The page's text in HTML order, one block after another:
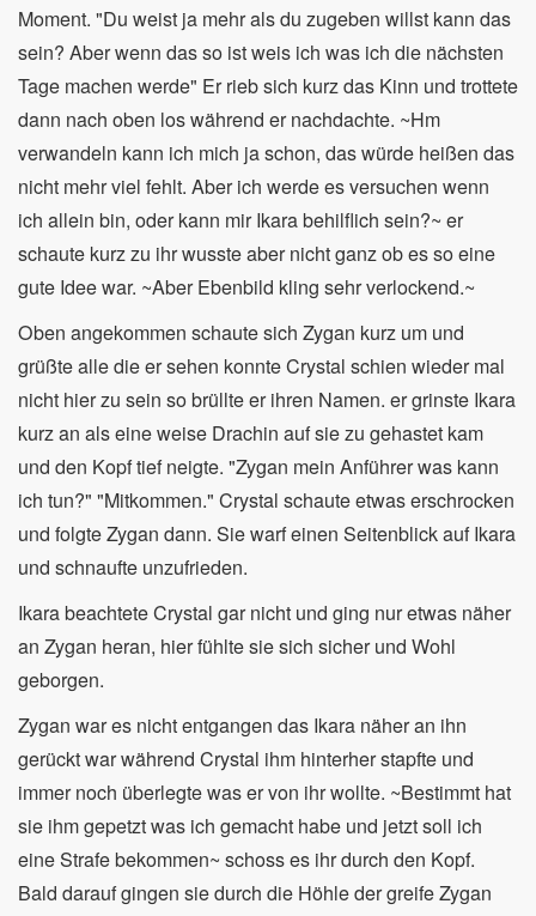
Moment. "Du weist ja mehr als du zugeben willst kann das
sein? Aber wenn das so ist weis ich was ich die nächsten
Tage machen werde" Er rieb sich kurz das Kinn und trottete
dann nach oben los während er nachdachte. ~Hm
verwandeln kann ich mich ja schon, das würde heißen das
nicht mehr viel fehlt. Aber ich werde es versuchen wenn
ich allein bin, oder kann mir Ikara behilflich sein?~ er
schaute kurz zu ihr wusste aber nicht ganz ob es so eine
gute Idee war. ~Aber Ebenbild kling sehr verlockend.~
Oben angekommen schaute sich Zygan kurz um und
grüßte alle die er sehen konnte Crystal schien wieder mal
nicht hier zu sein so brüllte er ihren Namen. er grinste Ikara
kurz an als eine weise Drachin auf sie zu gehastet kam
und den Kopf tief neigte. "Zygan mein Anführer was kann
ich tun?" "Mitkommen." Crystal schaute etwas erschrocken
und folgte Zygan dann. Sie warf einen Seitenblick auf Ikara
und schnaufte unzufrieden.
Ikara beachtete Crystal gar nicht und ging nur etwas näher
an Zygan heran, hier fühlte sie sich sicher und Wohl
geborgen.
Zygan war es nicht entgangen das Ikara näher an ihn
gerückt war während Crystal ihm hinterher stapfte und
immer noch überlegte was er von ihr wollte. ~Bestimmt hat
sie ihm gepetzt was ich gemacht habe und jetzt soll ich
eine Strafe bekommen~ schoss es ihr durch den Kopf.
Bald darauf gingen sie durch die Höhle der greife Zygan